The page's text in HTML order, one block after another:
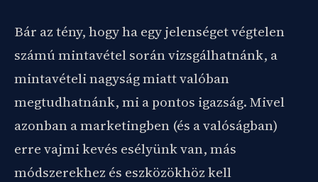
Bár az tény, hogy ha egy jelenséget végtelen
számú mintavétel során vizsgálhatnánk, a
mintavételi nagyság miatt valóban
megtudhatnánk, mi a pontos igazság. Mivel
azonban a marketingben (és a valóságban)
erre vajmi kevés esélyünk van, más
módszerekhez és eszközökhöz kell